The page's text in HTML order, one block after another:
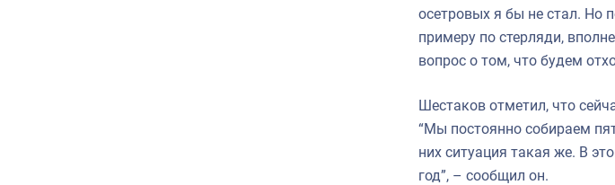
осетровых я бы не стал. Но
примеру по стерляди,
вопрос о том, что будем
Шестаков отметил, что
“Мы постоянно собираем
них ситуация такая же. В
год”, – сообщил он.